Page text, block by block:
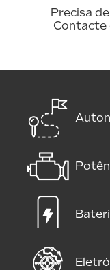
Precisa
Contacte